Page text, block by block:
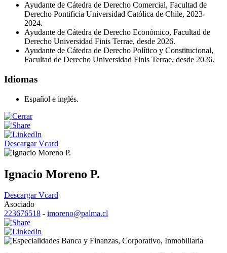
Ayudante de Cátedra de Derecho Comercial, Facultad de
Derecho Pontificia Universidad Católica de Chile, 2023-
2024.
Ayudante de Cátedra de Derecho Económico, Facultad de
Derecho Universidad Finis Terrae, desde 2026.
Ayudante de Cátedra de Derecho Político y Constitucional,
Facultad de Derecho Universidad Finis Terrae, desde 2026.
Idiomas
Español e inglés.
Descargar Vcard
Ignacio Moreno P.
Descargar Vcard
Asociado
223676518 - imoreno@palma.cl
Banca y Finanzas, Corporativo, Inmobiliaria